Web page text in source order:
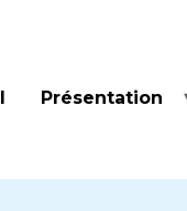
Présentation